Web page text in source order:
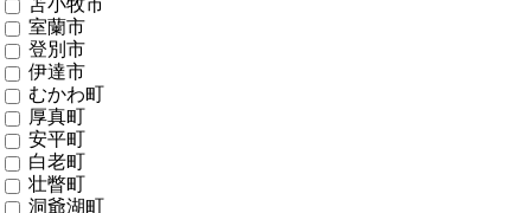
苫小牧市
室蘭市
登別市
伊達市
むかわ町
厚真町
安平町
白老町
壮瞥町
洞爺湖町